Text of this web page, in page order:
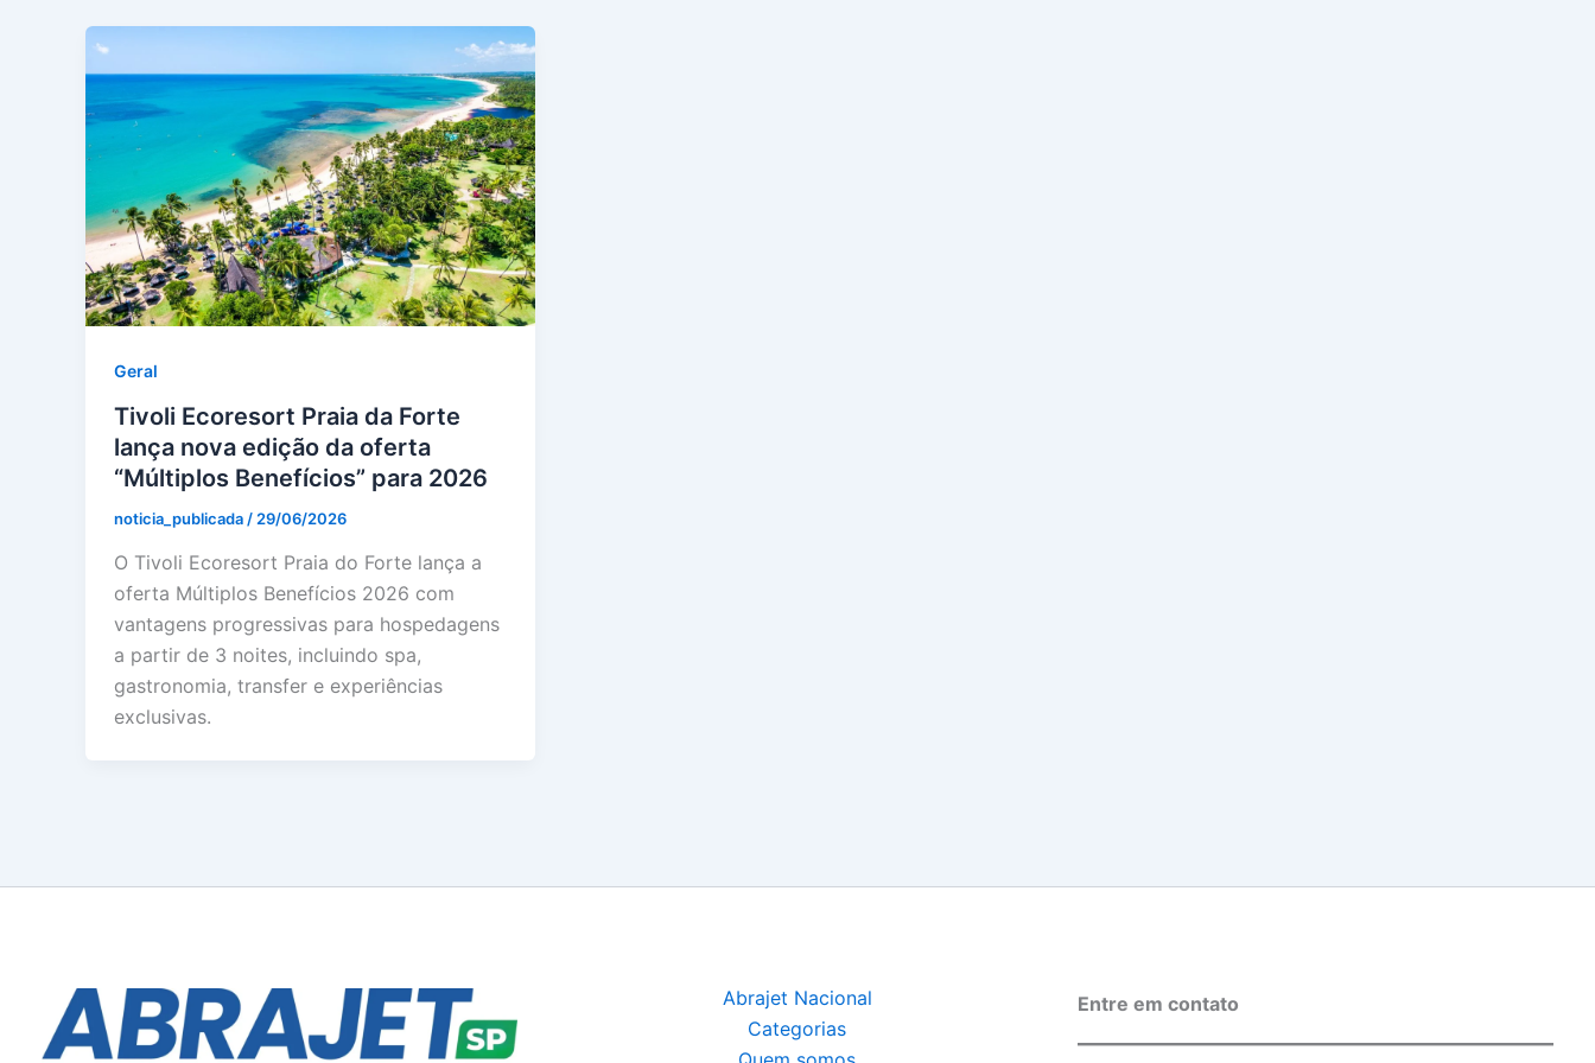
Geral
Tivoli Ecoresort Praia da Forte
lança nova edição da oferta
“Múltiplos Benefícios” para 2026
noticia_publicada / 29/06/2026
O Tivoli Ecoresort Praia do Forte lança a
oferta Múltiplos Benefícios 2026 com
vantagens progressivas para hospedagens
a partir de 3 noites, incluindo spa,
gastronomia, transfer e experiências
exclusivas.
Abrajet Nacional
Categorias
Entre em contato